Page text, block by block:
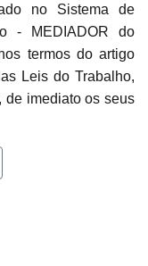
no Sistema de
- MEDIADOR do
termos do artigo
Leis do Trabalho,
de imediato os seus